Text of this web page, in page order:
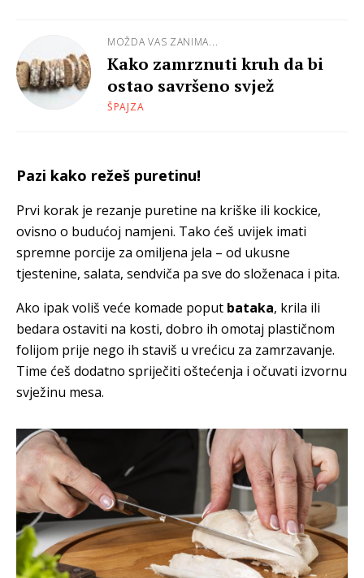
MOŽDA VAS ZANIMA...
Kako zamrznuti kruh da bi
ostao savršeno svjež
ŠPAJZA
Pazi kako režeš puretinu!
Prvi korak je rezanje puretine na kriške ili kockice,
ovisno o budućoj namjeni. Tako ćeš uvijek imati
spremne porcije za omiljena jela – od ukusne
tjestenine, salata, sendviča pa sve do složenaca i pita.
Ako ipak voliš veće komade poput bataka, krila ili
bedara ostaviti na kosti, dobro ih omotaj plastičnom
folijom prije nego ih staviš u vrećicu za zamrzavanje.
Time ćeš dodatno spriječiti oštećenja i očuvati izvornu
svježinu mesa.